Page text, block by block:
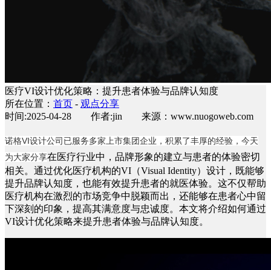
医疗VI设计优化策略：提升患者体验与品牌认知度
所在位置： 首页 - 观点分享
时间:2025-04-28 作者:jin 来源：www.nuogoweb.com
诺格VI设计公司 已服务多家上市集团企业，积累了丰厚的经验，今天
为大家分享在医疗行业中，品牌形象的建立与患者的体验密切
相关。通过优化医疗机构的VI（Visual Identity）设计，既能够
提升品牌认知度，也能有效提升患者的就医体验。这不仅帮助
医疗机构在激烈的市场竞争中脱颖而出，还能够在患者心中留
下深刻的印象，提高其满意度与忠诚度。本文将介绍如何通过
VI设计优化策略来提升患者体验与品牌认知度。